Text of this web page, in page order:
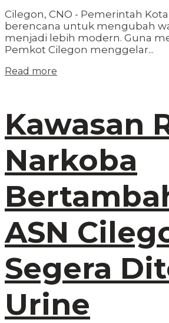
Cilegon, CNO - Pemerintah
berencana untuk mengubah
menjadi lebih modern. Guna
Pemkot Cilegon menggelar...
Read more
Kawasan
Narkoba
ASN
Segera
Urine